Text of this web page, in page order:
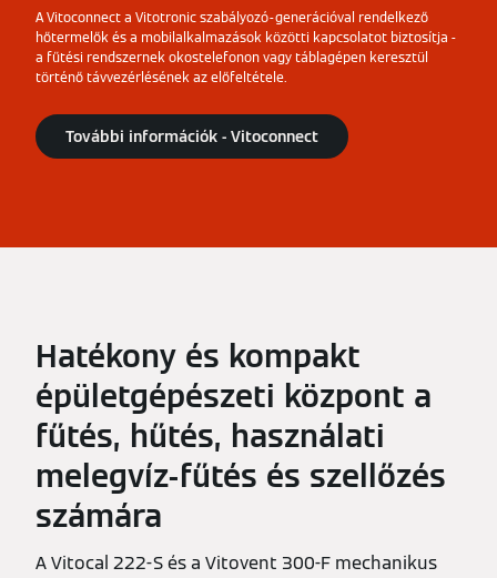
A Vitoconnect a Vitotronic szabályozó-generációval rendelkező
hőtermelők és a mobilalkalmazások közötti kapcsolatot biztosítja -
a fűtési rendszernek okostelefonon vagy táblagépen keresztül
történő távvezérlésének az előfeltétele.
További információk - Vitoconnect
Hatékony és kompakt
épületgépészeti központ a
fűtés, hűtés, használati
melegvíz-fűtés és szellőzés
számára
A Vitocal 222-S és a Vitovent 300-F mechanikus